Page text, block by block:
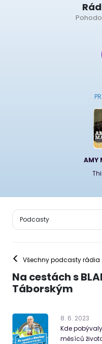
AMY
< Všechny podcasty rádia
Na cestách s
Táborským
8. 6. 2023
Kde
měsíců